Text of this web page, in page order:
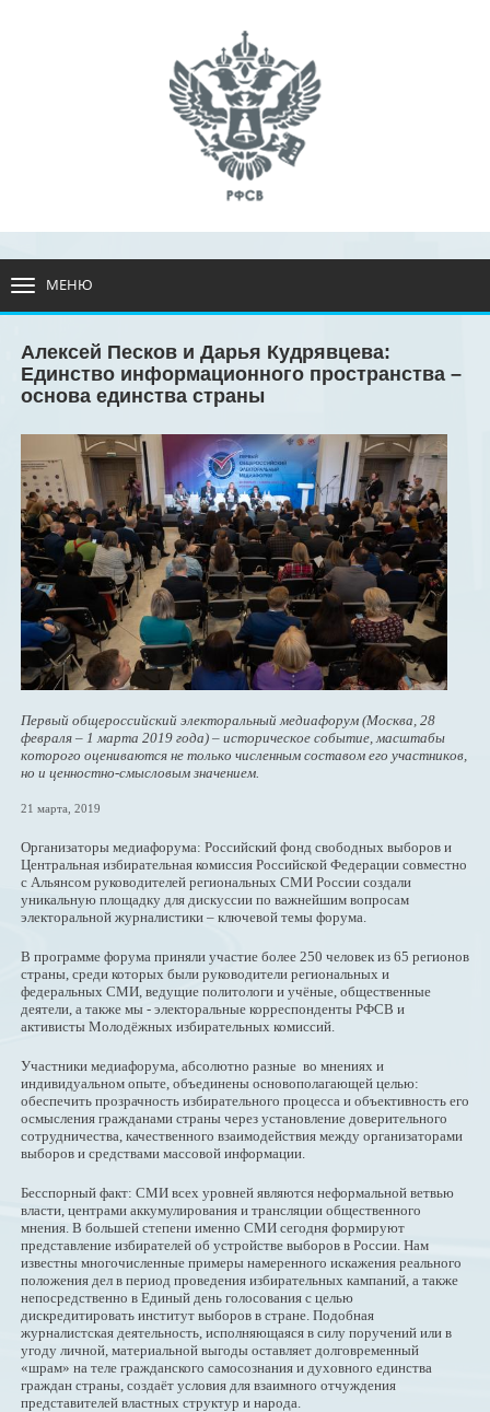
МЕНЮ
Алексей Песков и Дарья Кудрявцева:
Единство информационного пространства –
основа единства страны
Первый общероссийский электоральный медиафорум (Москва, 28
февраля – 1 марта 2019 года) – историческое событие, масштабы
которого оцениваются не только численным составом его участников,
но и ценностно-смысловым значением.
21 марта, 2019
Организаторы медиафорума: Российский фонд свободных выборов и
Центральная избирательная комиссия Российской Федерации совместно
с Альянсом руководителей региональных СМИ России создали
уникальную площадку для дискуссии по важнейшим вопросам
электоральной журналистики – ключевой темы форума.
В программе форума приняли участие более 250 человек из 65 регионов
страны, среди которых были руководители региональных и
федеральных СМИ, ведущие политологи и учёные, общественные
деятели, а также мы - электоральные корреспонденты РФСВ и
активисты Молодёжных избирательных комиссий.
Участники медиафорума, абсолютно разные во мнениях и
индивидуальном опыте, объединены основополагающей целью:
обеспечить прозрачность избирательного процесса и объективность его
осмысления гражданами страны через установление доверительного
сотрудничества, качественного взаимодействия между организаторами
выборов и средствами массовой информации.
Бесспорный факт: СМИ всех уровней являются неформальной ветвью
власти, центрами аккумулирования и трансляции общественного
мнения. В большей степени именно СМИ сегодня формируют
представление избирателей об устройстве выборов в России. Нам
известны многочисленные примеры намеренного искажения реального
положения дел в период проведения избирательных кампаний, а также
непосредственно в Единый день голосования с целью
дискредитировать институт выборов в стране. Подобная
журналистская деятельность, исполняющаяся в силу поручений или в
угоду личной, материальной выгоды оставляет долговременный
«шрам» на теле гражданского самосознания и духовного единства
граждан страны, создаёт условия для взаимного отчуждения
представителей властных структур и народа.